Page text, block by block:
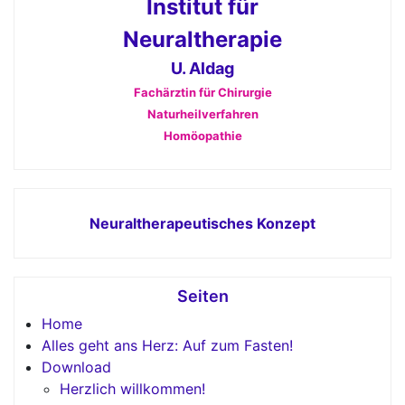
Institut für
Neuraltherapie
U. Aldag
Fachärztin für Chirurgie
Naturheilverfahren
Homöopathie
Neuraltherapeutisches Konzept
Seiten
Home
Alles geht ans Herz: Auf zum Fasten!
Download
Herzlich willkommen!